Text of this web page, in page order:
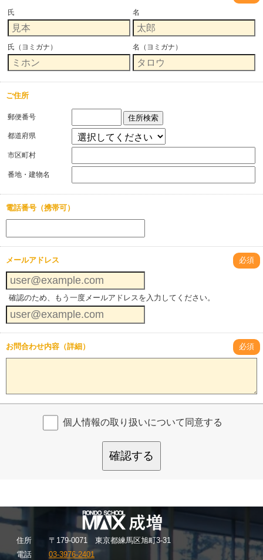
氏 名
氏（ヨミガナ） 名（ヨミガナ）
ご住所
郵便番号 住所検索
都道府県
市区町村
番地・建物名
電話番号（携帯可）
メールアドレス 必須
確認のため、もう一度メールアドレスを入力してください。
お問合わせ内容（詳細） 必須
個人情報の取り扱いについて同意する
確認する
住所
〒179-0071 東京都練馬区旭町3-31
電話
03-3976-2401